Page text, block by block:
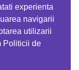
experienta
navigarii
utilizarii
Politicii de
codul